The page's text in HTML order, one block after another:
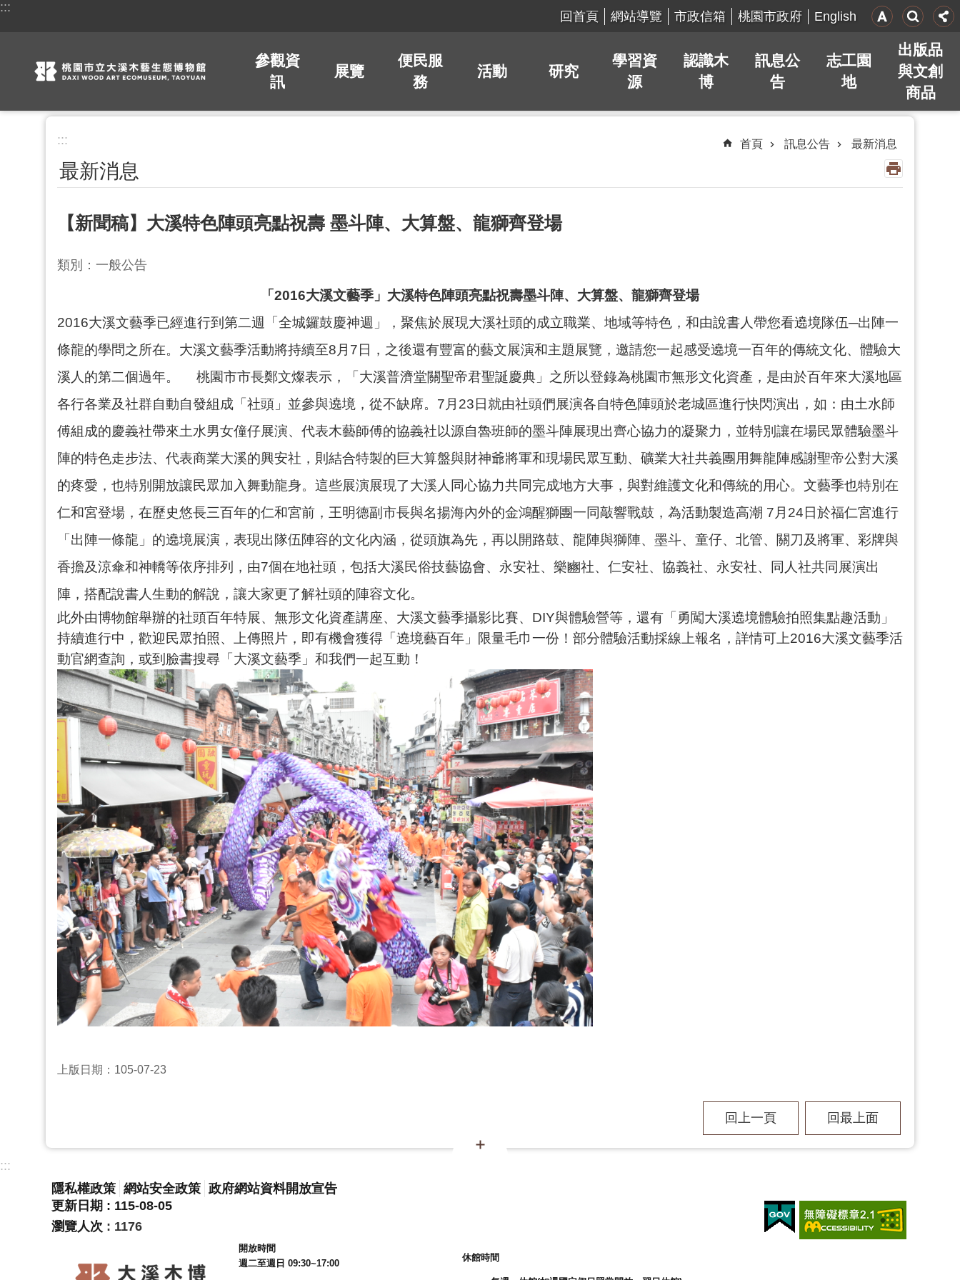
跳到主要內容區塊
:::
回首頁 網站導覽 市政信箱 桃園市政府 English
參觀資
訊
展覽
便民服
務
活動 研究
學習資
源
認識木
博
訊息公
告
志工園
地
出版品
與文創
商品
::: 首頁 訊息公告 最新消息
最新消息
【新聞稿】大溪特色陣頭亮點祝壽 墨斗陣、大算盤、龍獅齊登場
類別：一般公告
「2016大溪文藝季」大溪特色陣頭亮點祝壽墨斗陣、大算盤、龍獅齊登場
2016大溪文藝季已經進行到第二週「全城鑼鼓慶神週」，聚焦於展現大溪社頭的成立職業、地域等特色，和由說書人帶您看遶境隊伍─出陣一
條龍的學問之所在。大溪文藝季活動將持續至8月7日，之後還有豐富的藝文展演和主題展覽，邀請您一起感受遶境一百年的傳統文化、體驗大
溪人的第二個過年。 桃園市市長鄭文燦表示，「大溪普濟堂關聖帝君聖誕慶典」之所以登錄為桃園市無形文化資產，是由於百年來大溪地區
各行各業及社群自動自發組成「社頭」並參與遶境，從不缺席。7月23日就由社頭們展演各自特色陣頭於老城區進行快閃演出，如：由土水師
傅組成的慶義社帶來土水男女僮仔展演、代表木藝師傅的協義社以源自魯班師的墨斗陣展現出齊心協力的凝聚力，並特別讓在場民眾體驗墨斗
陣的特色走步法、代表商業大溪的興安社，則結合特製的巨大算盤與財神爺將軍和現場民眾互動、礦業大社共義團用舞龍陣感謝聖帝公對大溪
的疼愛，也特別開放讓民眾加入舞動龍身。這些展演展現了大溪人同心協力共同完成地方大事，與對維護文化和傳統的用心。文藝季也特別在
仁和宮登場，在歷史悠長三百年的仁和宮前，王明德副市長與名揚海內外的金鴻醒獅團一同敲響戰鼓，為活動製造高潮 7月24日於福仁宮進行
「出陣一條龍」的遶境展演，表現出隊伍陣容的文化內涵，從頭旗為先，再以開路鼓、龍陣與獅陣、墨斗、童仔、北管、關刀及將軍、彩牌與
香擔及涼傘和神轎等依序排列，由7個在地社頭，包括大溪民俗技藝協會、永安社、樂豳社、仁安社、協義社、永安社、同人社共同展演出
陣，搭配說書人生動的解說，讓大家更了解社頭的陣容文化。
此外由博物館舉辦的社頭百年特展、無形文化資產講座、大溪文藝季攝影比賽、DIY與體驗營等，還有「勇闖大溪遶境體驗拍照集點趣活動」
持續進行中，歡迎民眾拍照、上傳照片，即有機會獲得「遶境藝百年」限量毛巾一份！部分體驗活動採線上報名，詳情可上2016大溪文藝季活
動官網查詢，或到臉書搜尋「大溪文藝季」和我們一起互動！
上版日期：105-07-23
回上一頁 回最上面
:::
隱私權政策 網站安全政策 政府網站資料開放宣告
更新日期
115-08-05
瀏覽人次
1176
開放時間
週二至週日 09:30~17:00
休館時間